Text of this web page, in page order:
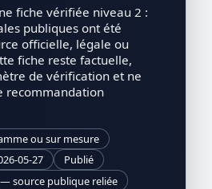
fiche vérifiée niveau 2 :
publiques ont été
officielle, légale ou
fiche reste factuelle,
de vérification et ne
recommandation
ou sur mesure
05-27
Publié
source publique reliée